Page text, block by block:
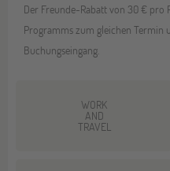
Der Freunde-Rabatt von 30 € pro
Programms zum gleichen Termin
Buchungseingang.
WORK
AND
TRAVEL